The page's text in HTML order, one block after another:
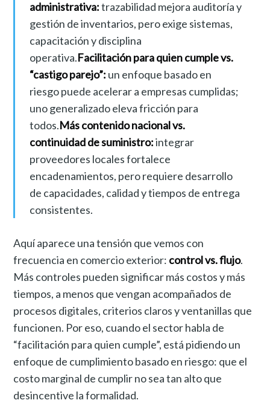
administrativa:trazabilidad mejora auditoría y
gestión de inventarios, pero exige sistemas,
capacitación y disciplina
operativa.Facilitación para quien cumple vs.
“castigo parejo”: un enfoque basado en
riesgo puede acelerar a empresas cumplidas;
uno generalizado eleva fricción para
todos.Más contenido nacional vs.
continuidad de suministro:integrar
proveedores locales fortalece
encadenamientos, pero requiere desarrollo
de capacidades, calidad y tiempos de entrega
consistentes.
Aquí aparece una tensión que vemos con
frecuencia en comercio exterior: control vs. flujo.
Más controles pueden significar más costos y más
tiempos, a menos que vengan acompañados de
procesos digitales, criterios claros y ventanillas que
funcionen. Por eso, cuando el sector habla de
“facilitación para quien cumple”, está pidiendo un
enfoque de cumplimiento basado en riesgo: que el
costo marginal de cumplir no sea tan alto que
desincentive la formalidad.